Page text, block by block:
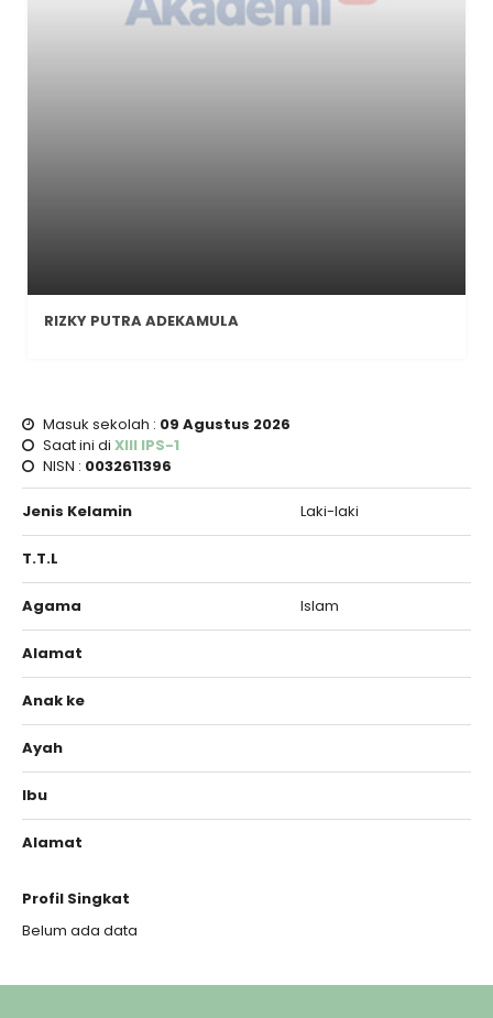
RIZKY PUTRA ADEKAMULA
Masuk sekolah : 09 Agustus 2026
Saat ini di XIII IPS-1
NISN : 0032611396
Jenis Kelamin Laki-laki
T.T.L
Agama Islam
Alamat
Anak ke
Ayah
Ibu
Alamat
Profil Singkat
Belum ada data